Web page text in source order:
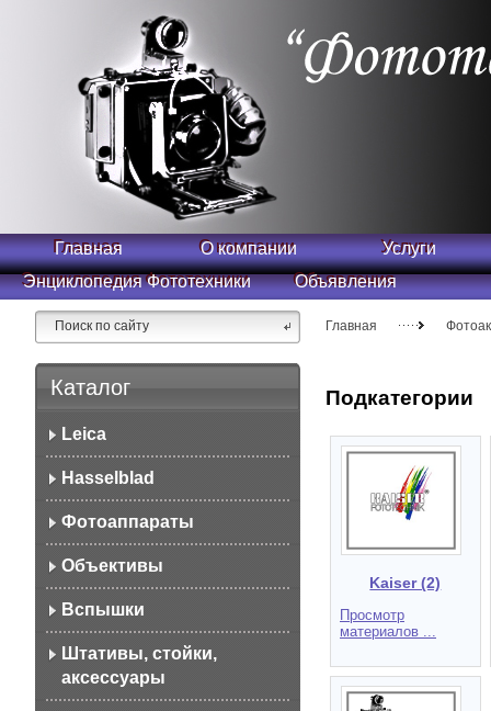
Главная О компании
Услуги
Энциклопедия Фототехники
Объявления
Каталог
Leica
Hasselblad
Фотоаппараты
Объективы
Вспышки
Штативы, стойки,
аксессуары
Главная
Подкатегории
Kaiser (2)
Просмотр
материалов ...